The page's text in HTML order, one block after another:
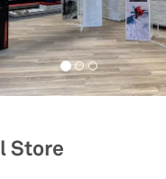
Store